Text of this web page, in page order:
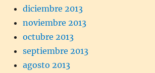
diciembre 2013
noviembre 2013
octubre 2013
septiembre 2013
agosto 2013